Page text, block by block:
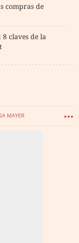
compras de
claves de la
MAYER